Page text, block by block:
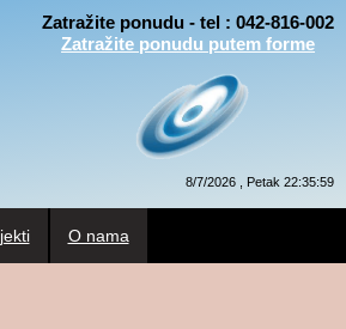
Zatražite ponudu - tel : 042-816-002
Zatražite ponudu putem forme
8/7/2026 , Petak 22:35:59
O nama